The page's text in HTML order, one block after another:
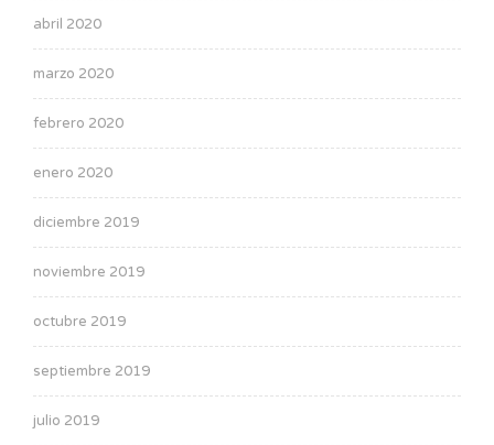
abril 2020
marzo 2020
febrero 2020
enero 2020
diciembre 2019
noviembre 2019
octubre 2019
septiembre 2019
julio 2019